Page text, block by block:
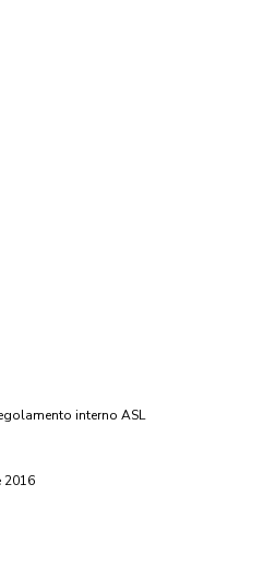
interno ASL
2016